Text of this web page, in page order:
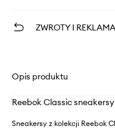
ZWROTY I
Opis produktu
Reebok Classic sneakersy
Sneakersy z kolekcji Reebok